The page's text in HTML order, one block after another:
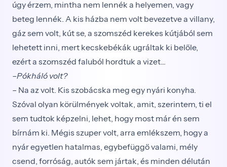
úgy érzem, mintha nem lennék a helyemen, vagy
beteg lennék. A kis házba nem volt bevezetve a villany,
gáz sem volt, kút se, a szomszéd kerekes kútjából sem
lehetett inni, mert kecskebékák ugráltak ki belőle,
ezért a szomszéd faluból hordtuk a vizet...
–Pókháló volt?
– Na az volt. Kis szobácska meg egy nyári konyha.
Szóval olyan körülmények voltak, amit, szerintem, ti el
sem tudtok képzelni, lehet, hogy most már én sem
bírnám ki. Mégis szuper volt, arra emlékszem, hogy a
nyár egyetlen hatalmas, egybefüggő valami, mély
csend, forróság, autók sem jártak, és minden délután